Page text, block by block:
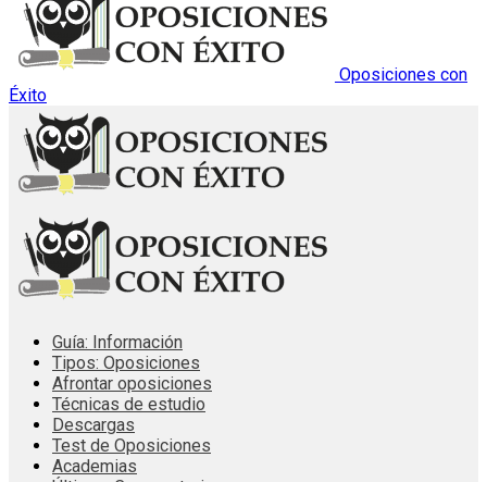
Oposiciones con
Éxito
Guía: Información
Tipos: Oposiciones
Afrontar oposiciones
Técnicas de estudio
Descargas
Test de Oposiciones
Academias